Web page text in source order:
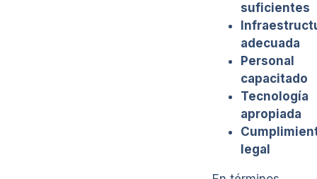
suficientes
adecuada
Personal
capacitado
Tecnología
apropiada
legal